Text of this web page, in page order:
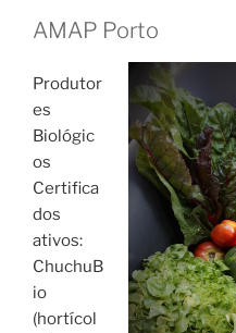
AMAP Porto
Produtor
es
Biológic
os
Certifica
dos
ativos:
ChuchuB
io
(hortícol